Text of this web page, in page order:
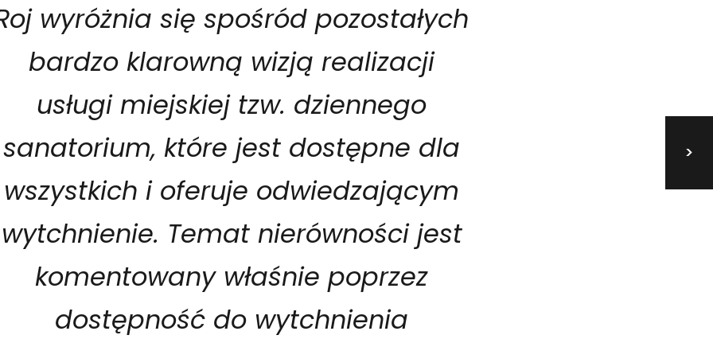
wyróżnia się spośród pozostałych
bardzo klarowną wizją realizacji
usługi miejskiej tzw. dziennego
sanatorium, które jest dostępne dla
wszystkich i oferuje odwiedzającym
wytchnienie. Temat nierówności jest
komentowany właśnie poprzez
dostępność do wytchnienia
>